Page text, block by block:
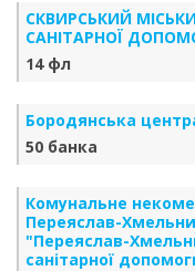
СКВИРСЬКИЙ
САНІТАРНОЇ
14 фл
Бородянська
50 банка
Комунальне
Переяслав-
"Переяслав-
санітарної